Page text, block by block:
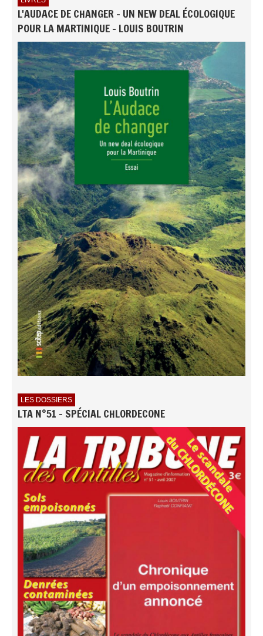
L'AUDACE DE CHANGER - UN NEW DEAL ÉCOLOGIQUE
POUR LA MARTINIQUE - LOUIS BOUTRIN
LES DOSSIERS
LTA N°51 - SPÉCIAL CHLORDECONE